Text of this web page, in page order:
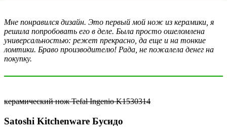
Мне понравился дизайн. Это первый мой нож из керамики, я
решила попробовать его в деле. Была просто ошеломлена
универсальностью: режет прекрасно, да еще и на тонкие
ломтики. Браво производителю! Рада, не пожалела денег на
покупку.
керамический нож Tefal Ingenio K1530314
Satoshi Kitchenware Бусидо